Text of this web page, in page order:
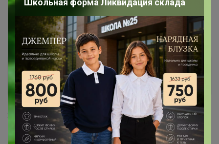
МЁД
Магистр
29 мая, 2017 13:08
litkinasn,
Школьная форма Ликвидация склада